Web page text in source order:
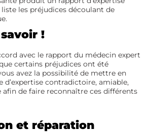
les préjudices découlant de
!
avec le rapport du médecin expert
certains préjudices ont été
avez la possibilité de mettre en
contradictoire, amiable,
de faire reconnaître ces différents
et réparation